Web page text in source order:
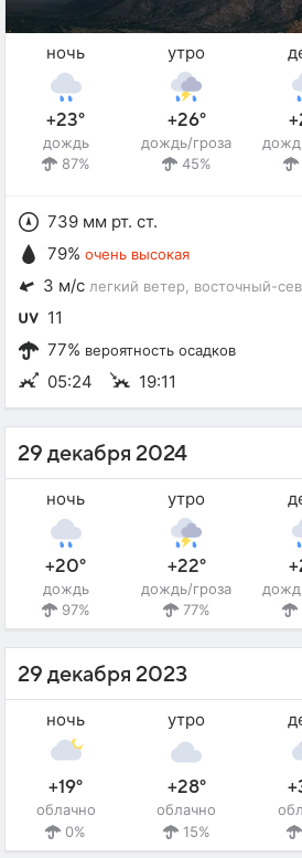
ночь
+23°
дождь
87%
утро
+26°
дождь/гроза
45%
739 мм рт. ст.
79% очень высокая
3 м/с легкий ветер , восточный-
11
77% вероятность осадков
05:24 19:11
29 декабря 2024
ночь
+20°
дождь
97%
утро
+22°
дождь/гроза
77%
29 декабря 2023
ночь
+19°
облачно
0%
утро
+28°
облачно
15%